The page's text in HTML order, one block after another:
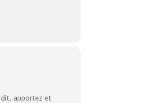
dit, apportez et